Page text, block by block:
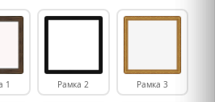
1 Рамка 2 Рамка 3